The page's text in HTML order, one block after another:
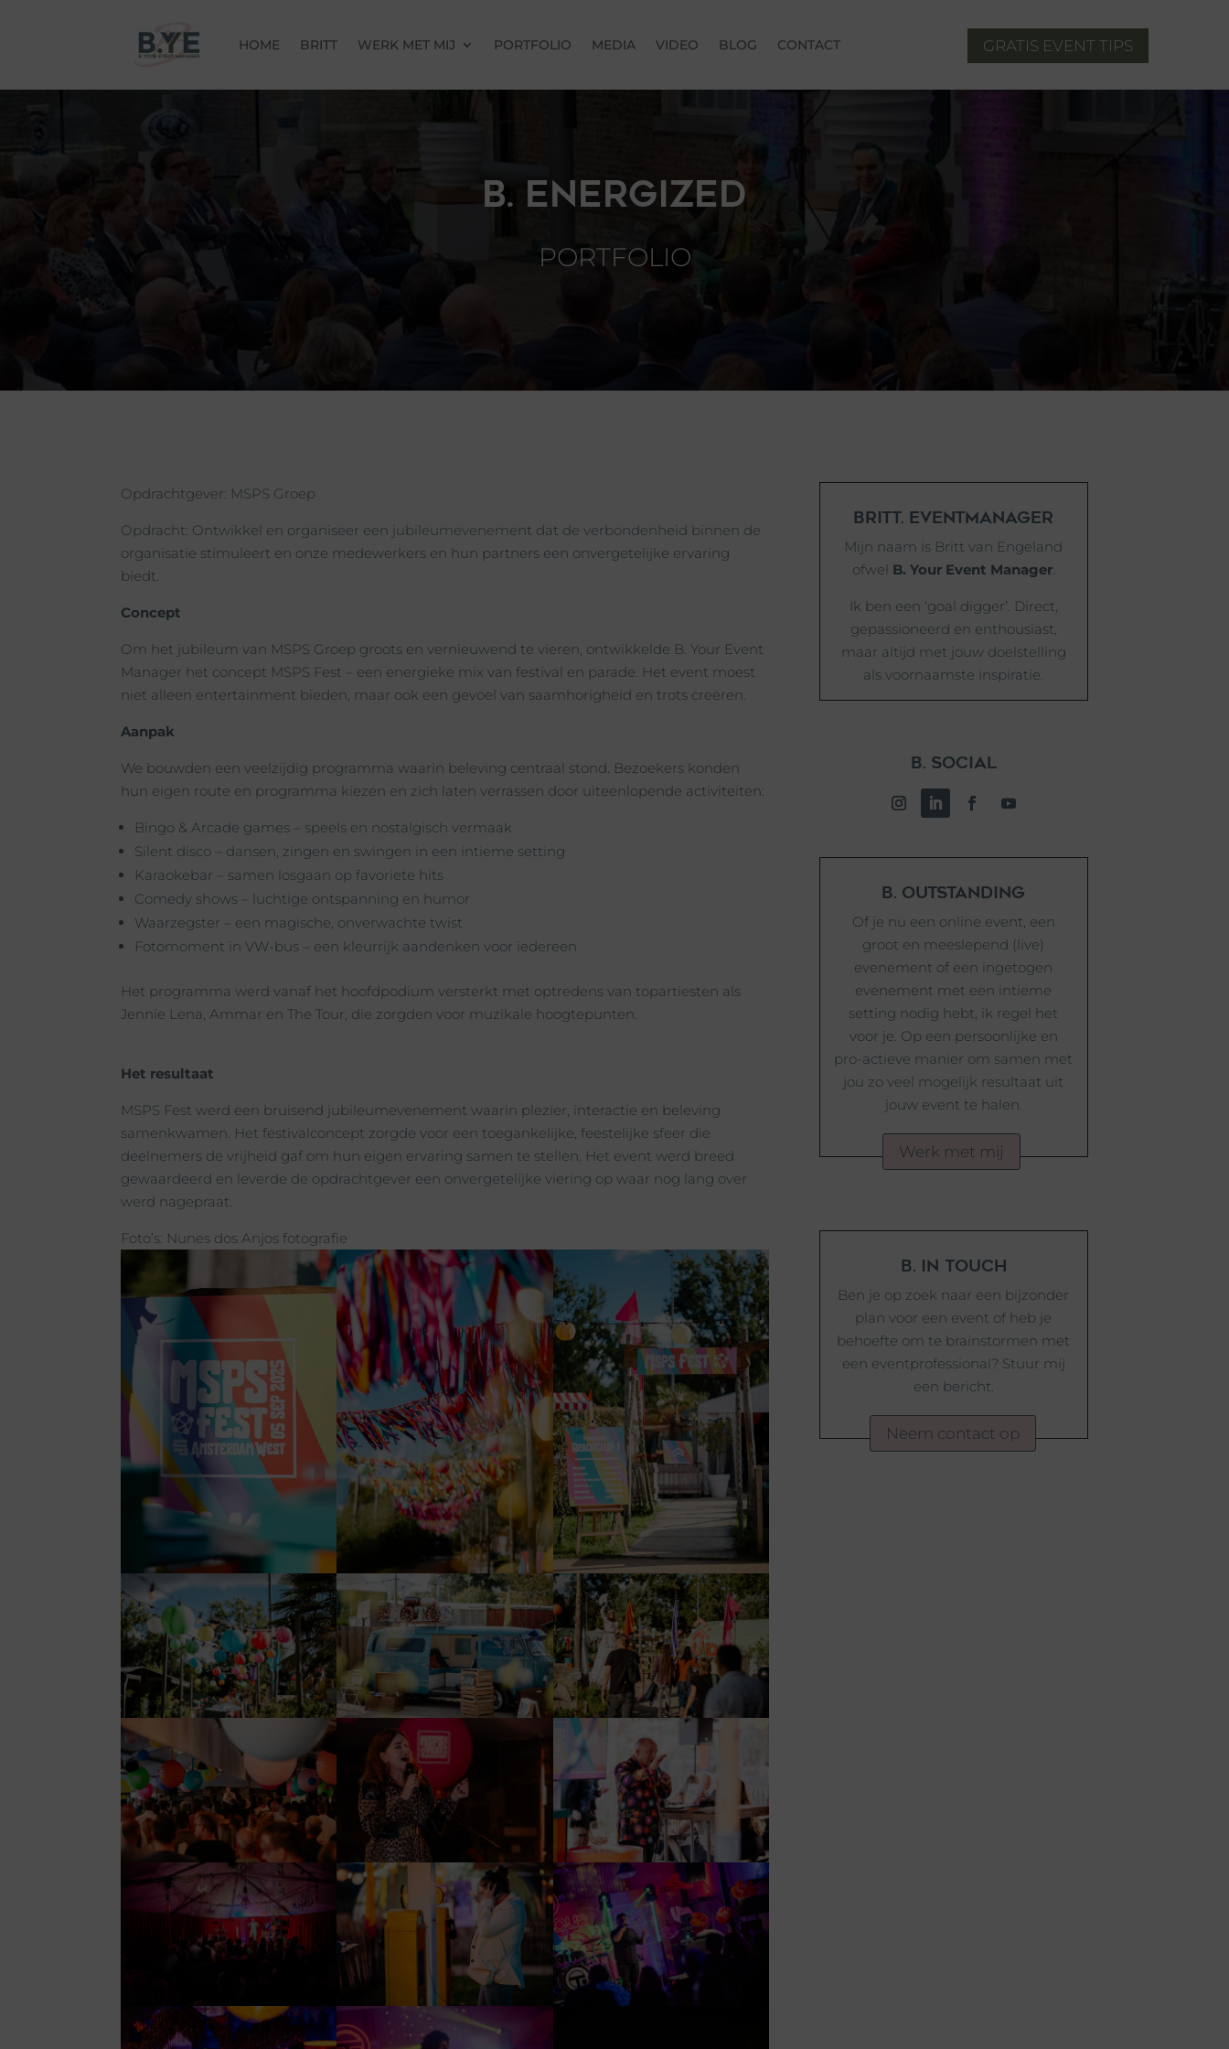
HOME BRITT WERK MET MIJ PORTFOLIO MEDIA VIDEO BLOG CONTACT GRATIS EVENT TIPS
B. ENERGIZED
PORTFOLIO
Opdrachtgever: MSPS Groep
Opdracht: Ontwikkel en organiseer een jubileumevenement dat de verbondenheid binnen de
organisatie stimuleert en onze medewerkers en hun partners een onvergetelijke ervaring
biedt.
Concept
Om het jubileum van MSPS Groep groots en vernieuwend te vieren, ontwikkelde B. Your Event
Manager het concept MSPS Fest – een energieke mix van festival en parade. Het event moest
niet alleen entertainment bieden, maar ook een gevoel van saamhorigheid en trots creëren.
Aanpak
We bouwden een veelzijdig programma waarin beleving centraal stond. Bezoekers konden
hun eigen route en programma kiezen en zich laten verrassen door uiteenlopende activiteiten:
Bingo & Arcade games – speels en nostalgisch vermaak
Silent disco – dansen, zingen en swingen in een intieme setting
Karaokebar – samen losgaan op favoriete hits
Comedy shows – luchtige ontspanning en humor
Waarzegster – een magische, onverwachte twist
Fotomoment in VW-bus – een kleurrijk aandenken voor iedereen
Het programma werd vanaf het hoofdpodium versterkt met optredens van topartiesten als
Jennie Lena, Ammar en The Tour, die zorgden voor muzikale hoogtepunten.
Het resultaat
MSPS Fest werd een bruisend jubileumevenement waarin plezier, interactie en beleving
samenkwamen. Het festivalconcept zorgde voor een toegankelijke, feestelijke sfeer die
deelnemers de vrijheid gaf om hun eigen ervaring samen te stellen. Het event werd breed
gewaardeerd en leverde de opdrachtgever een onvergetelijke viering op waar nog lang over
werd nagepraat.
Foto’s: Nunes dos Anjos fotografie
BRITT. EVENTMANAGER
Mijn naam is Britt van Engeland
ofwel B. Your Event Manager.
Ik ben een ‘goal digger’. Direct,
gepassioneerd en enthousiast,
maar altijd met jouw doelstelling
als voornaamste inspiratie.
B. SOCIAL
B. outstanding
Of je nu een online event, een
groot en meeslepend (live)
evenement of een ingetogen
evenement met een intieme
setting nodig hebt, ik regel het
voor je. Op een persoonlijke en
pro-actieve manier om samen met
jou zo veel mogelijk resultaat uit
jouw event te halen.
Werk met mij
B. in touch
Ben je op zoek naar een bijzonder
plan voor een event of heb je
behoefte om te brainstormen met
een eventprofessional? Stuur mij
een bericht.
Neem contact op